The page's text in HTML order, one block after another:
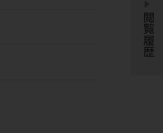
閲覧履歴